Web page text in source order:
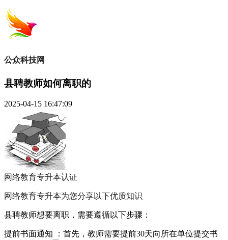
公众科技网
县聘教师如何离职的
2025-04-15 16:47:09
网络教育专升本认证
网络教育专升本为您分享以下优质知识
县聘教师想要离职，需要遵循以下步骤：
提前书面通知 ：首先，教师需要提前30天向所在单位提交书